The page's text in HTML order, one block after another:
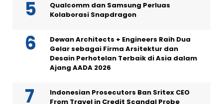
Qualcomm dan Samsung Perluas
Kolaborasi Snapdragon
Dewan Architects + Engineers Raih Dua
Gelar sebagai Firma Arsitektur dan
Desain Perhotelan Terbaik di Asia dalam
Ajang AADA 2026
Indonesian Prosecutors Ban Sritex CEO
From Travel in Credit Scandal Probe